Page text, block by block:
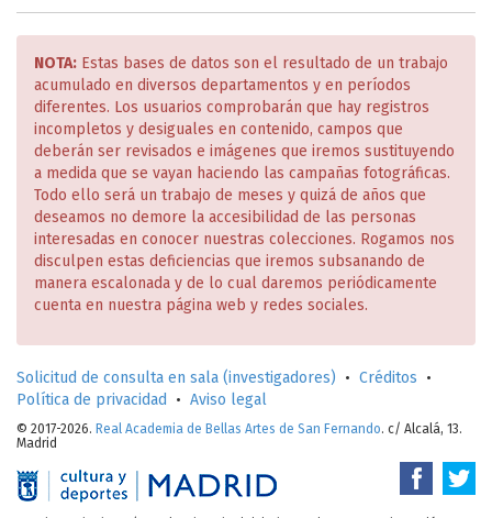
NOTA: Estas bases de datos son el resultado de un trabajo
acumulado en diversos departamentos y en períodos
diferentes. Los usuarios comprobarán que hay registros
incompletos y desiguales en contenido, campos que
deberán ser revisados e imágenes que iremos sustituyendo
a medida que se vayan haciendo las campañas fotográficas.
Todo ello será un trabajo de meses y quizá de años que
deseamos no demore la accesibilidad de las personas
interesadas en conocer nuestras colecciones. Rogamos nos
disculpen estas deficiencias que iremos subsanando de
manera escalonada y de lo cual daremos periódicamente
cuenta en nuestra página web y redes sociales.
Solicitud de consulta en sala (investigadores) • Créditos •
Política de privacidad
• Aviso legal
© 2017-2026. Real Academia de Bellas Artes de San Fernando. c/ Alcalá, 13.
Madrid